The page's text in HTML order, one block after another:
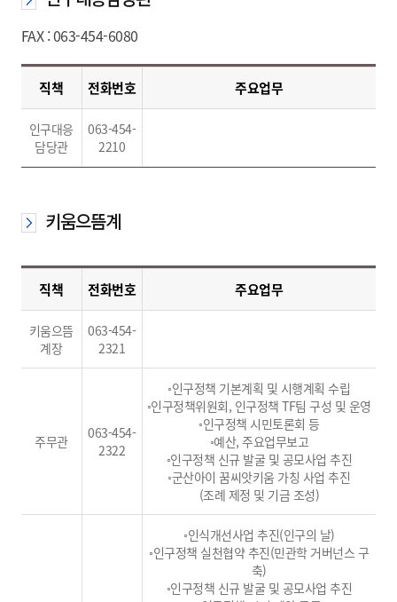
FAX : 063-454-6080
직책 전화번호 주요업무
인구대응
담당관
063-454-
2210
키움으뜸계
직책 전화번호 주요업무
키움으뜸
계장
063-454-
2321
주무관
063-454-
2322
◦인구정책 기본계획 및 시행계획 수립
◦인구정책위원회, 인구정책 TF팀 구성 및 운영
◦인구정책 시민토론회 등
◦예산, 주요업무보고
◦인구정책 신규 발굴 및 공모사업 추진
◦군산아이 꿈씨앗키움 가칭 사업 추진
(조례 제정 및 기금 조성)
◦인식개선사업 추진(인구의 날)
◦인구정책 실천협약 추진(민관학 거버넌스 구
축)
◦인구정책 신규 발굴 및 공모사업 추진